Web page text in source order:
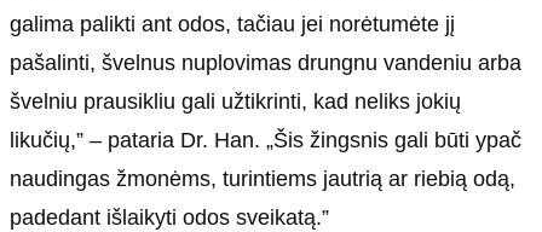
galima palikti ant odos, tačiau jei norėtumėte jį
pašalinti, švelnus nuplovimas drungnu vandeniu arba
švelniu prausikliu gali užtikrinti, kad neliks jokių
likučių,” – pataria Dr. Han. „Šis žingsnis gali būti ypač
naudingas žmonėms, turintiems jautrią ar riebią odą,
padedant išlaikyti odos sveikatą.”